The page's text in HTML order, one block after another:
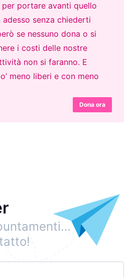
portare avanti quello
senza chiederti
se nessuno dona o si
i costi delle nostre
non si faranno. E
meno liberi e con meno
Dona ora